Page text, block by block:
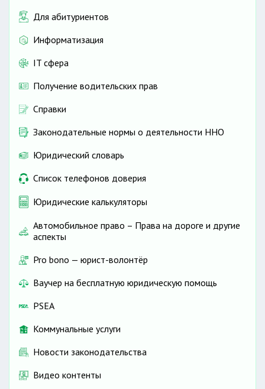
Для абитуриентов
Информатизация
IT сфера
Получение водительских прав
Справки
Законодательные нормы о деятельности ННО
Юридический словарь
Список телефонов доверия
Юридические калькуляторы
Автомобильное право – Права на дороге и другие
аспекты
Pro bono — юрист-волонтёр
Ваучер на бесплатную юридическую помощь
PSEA
Коммунальные услуги
Новости законодательства
Видео контенты